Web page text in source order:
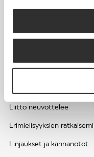
Kesätyöntekijän
EDUNVALVONTA
Liitto neuvottelee
Erimielisyyksien
Linjaukset ja kannanotot